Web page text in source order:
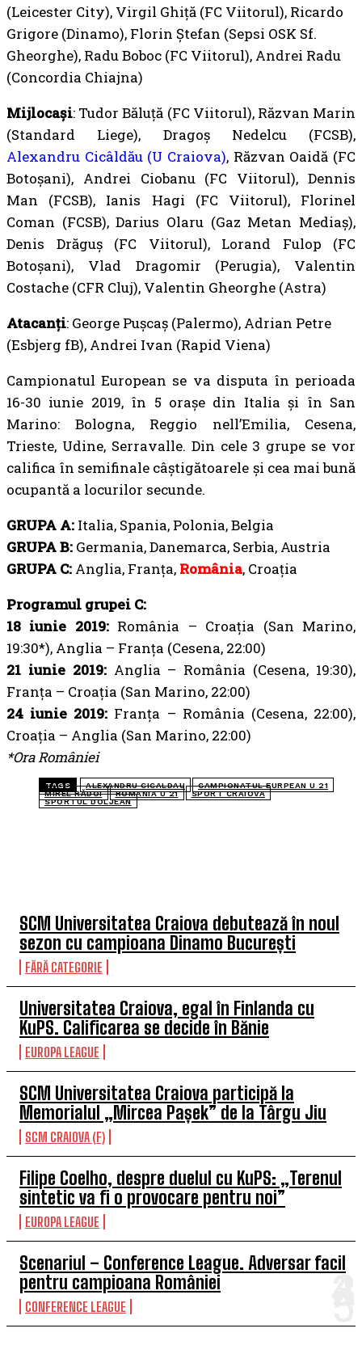
SCM Universitatea Craiova debutează în noul
sezon cu campioana Dinamo București
FĂRĂ CATEGORIE
Universitatea Craiova, egal în Finlanda cu
KuPS. Calificarea se decide în Bănie
EUROPA LEAGUE
SCM Universitatea Craiova participă la
Memorialul „Mircea Pașek” de la Târgu Jiu
SCM CRAIOVA (F)
Filipe Coelho, despre duelul cu KuPS: „Terenul
sintetic va fi o provocare pentru noi”
EUROPA LEAGUE
Scenariul – Conference League. Adversar facil
pentru campioana României
CONFERENCE LEAGUE
(Leicester City), Virgil Ghiță (FC Viitorul), Ricardo
Grigore (Dinamo), Florin Ștefan (Sepsi OSK Sf.
Gheorghe), Radu Boboc (FC Viitorul), Andrei Radu
(Concordia Chiajna)
Mijlocași: Tudor Băluță (FC Viitorul), Răzvan Marin
(Standard Liege), Dragoș Nedelcu (FCSB),
Alexandru Cicâldău (U Craiova), Răzvan Oaidă (FC
Botoșani), Andrei Ciobanu (FC Viitorul), Dennis
Man (FCSB), Ianis Hagi (FC Viitorul), Florinel
Coman (FCSB), Darius Olaru (Gaz Metan Mediaș),
Denis Drăguș (FC Viitorul), Lorand Fulop (FC
Botoșani), Vlad Dragomir (Perugia), Valentin
Costache (CFR Cluj), Valentin Gheorghe (Astra)
Atacanți: George Pușcaș (Palermo), Adrian Petre
(Esbjerg fB), Andrei Ivan (Rapid Viena)
Campionatul European se va disputa în perioada
16-30 iunie 2019, în 5 orașe din Italia și în San
Marino: Bologna, Reggio nell’Emilia, Cesena,
Trieste, Udine, Serravalle. Din cele 3 grupe se vor
califica în semifinale câștigătoarele și cea mai bună
ocupantă a locurilor secunde.
GRUPA A: Italia, Spania, Polonia, Belgia
GRUPA B: Germania, Danemarca, Serbia, Austria
GRUPA C: Anglia, Franța, România, Croația
Programul grupei C:
18 iunie 2019:România – Croația (San Marino,
19:30*), Anglia – Franța (Cesena, 22:00)
21 iunie 2019:Anglia – România (Cesena, 19:30),
Franța – Croația (San Marino, 22:00)
24 iunie 2019: Franța – România (Cesena, 22:00),
Croația – Anglia (San Marino, 22:00)
*Ora României
TAGS ALEXANDRU CICALDAU
CAMPIONATUL EURPEAN U 21
MIREL RĂDOI
ROMANIA U 21
SPORT CRAIOVA
SPORTUL DOLJEAN